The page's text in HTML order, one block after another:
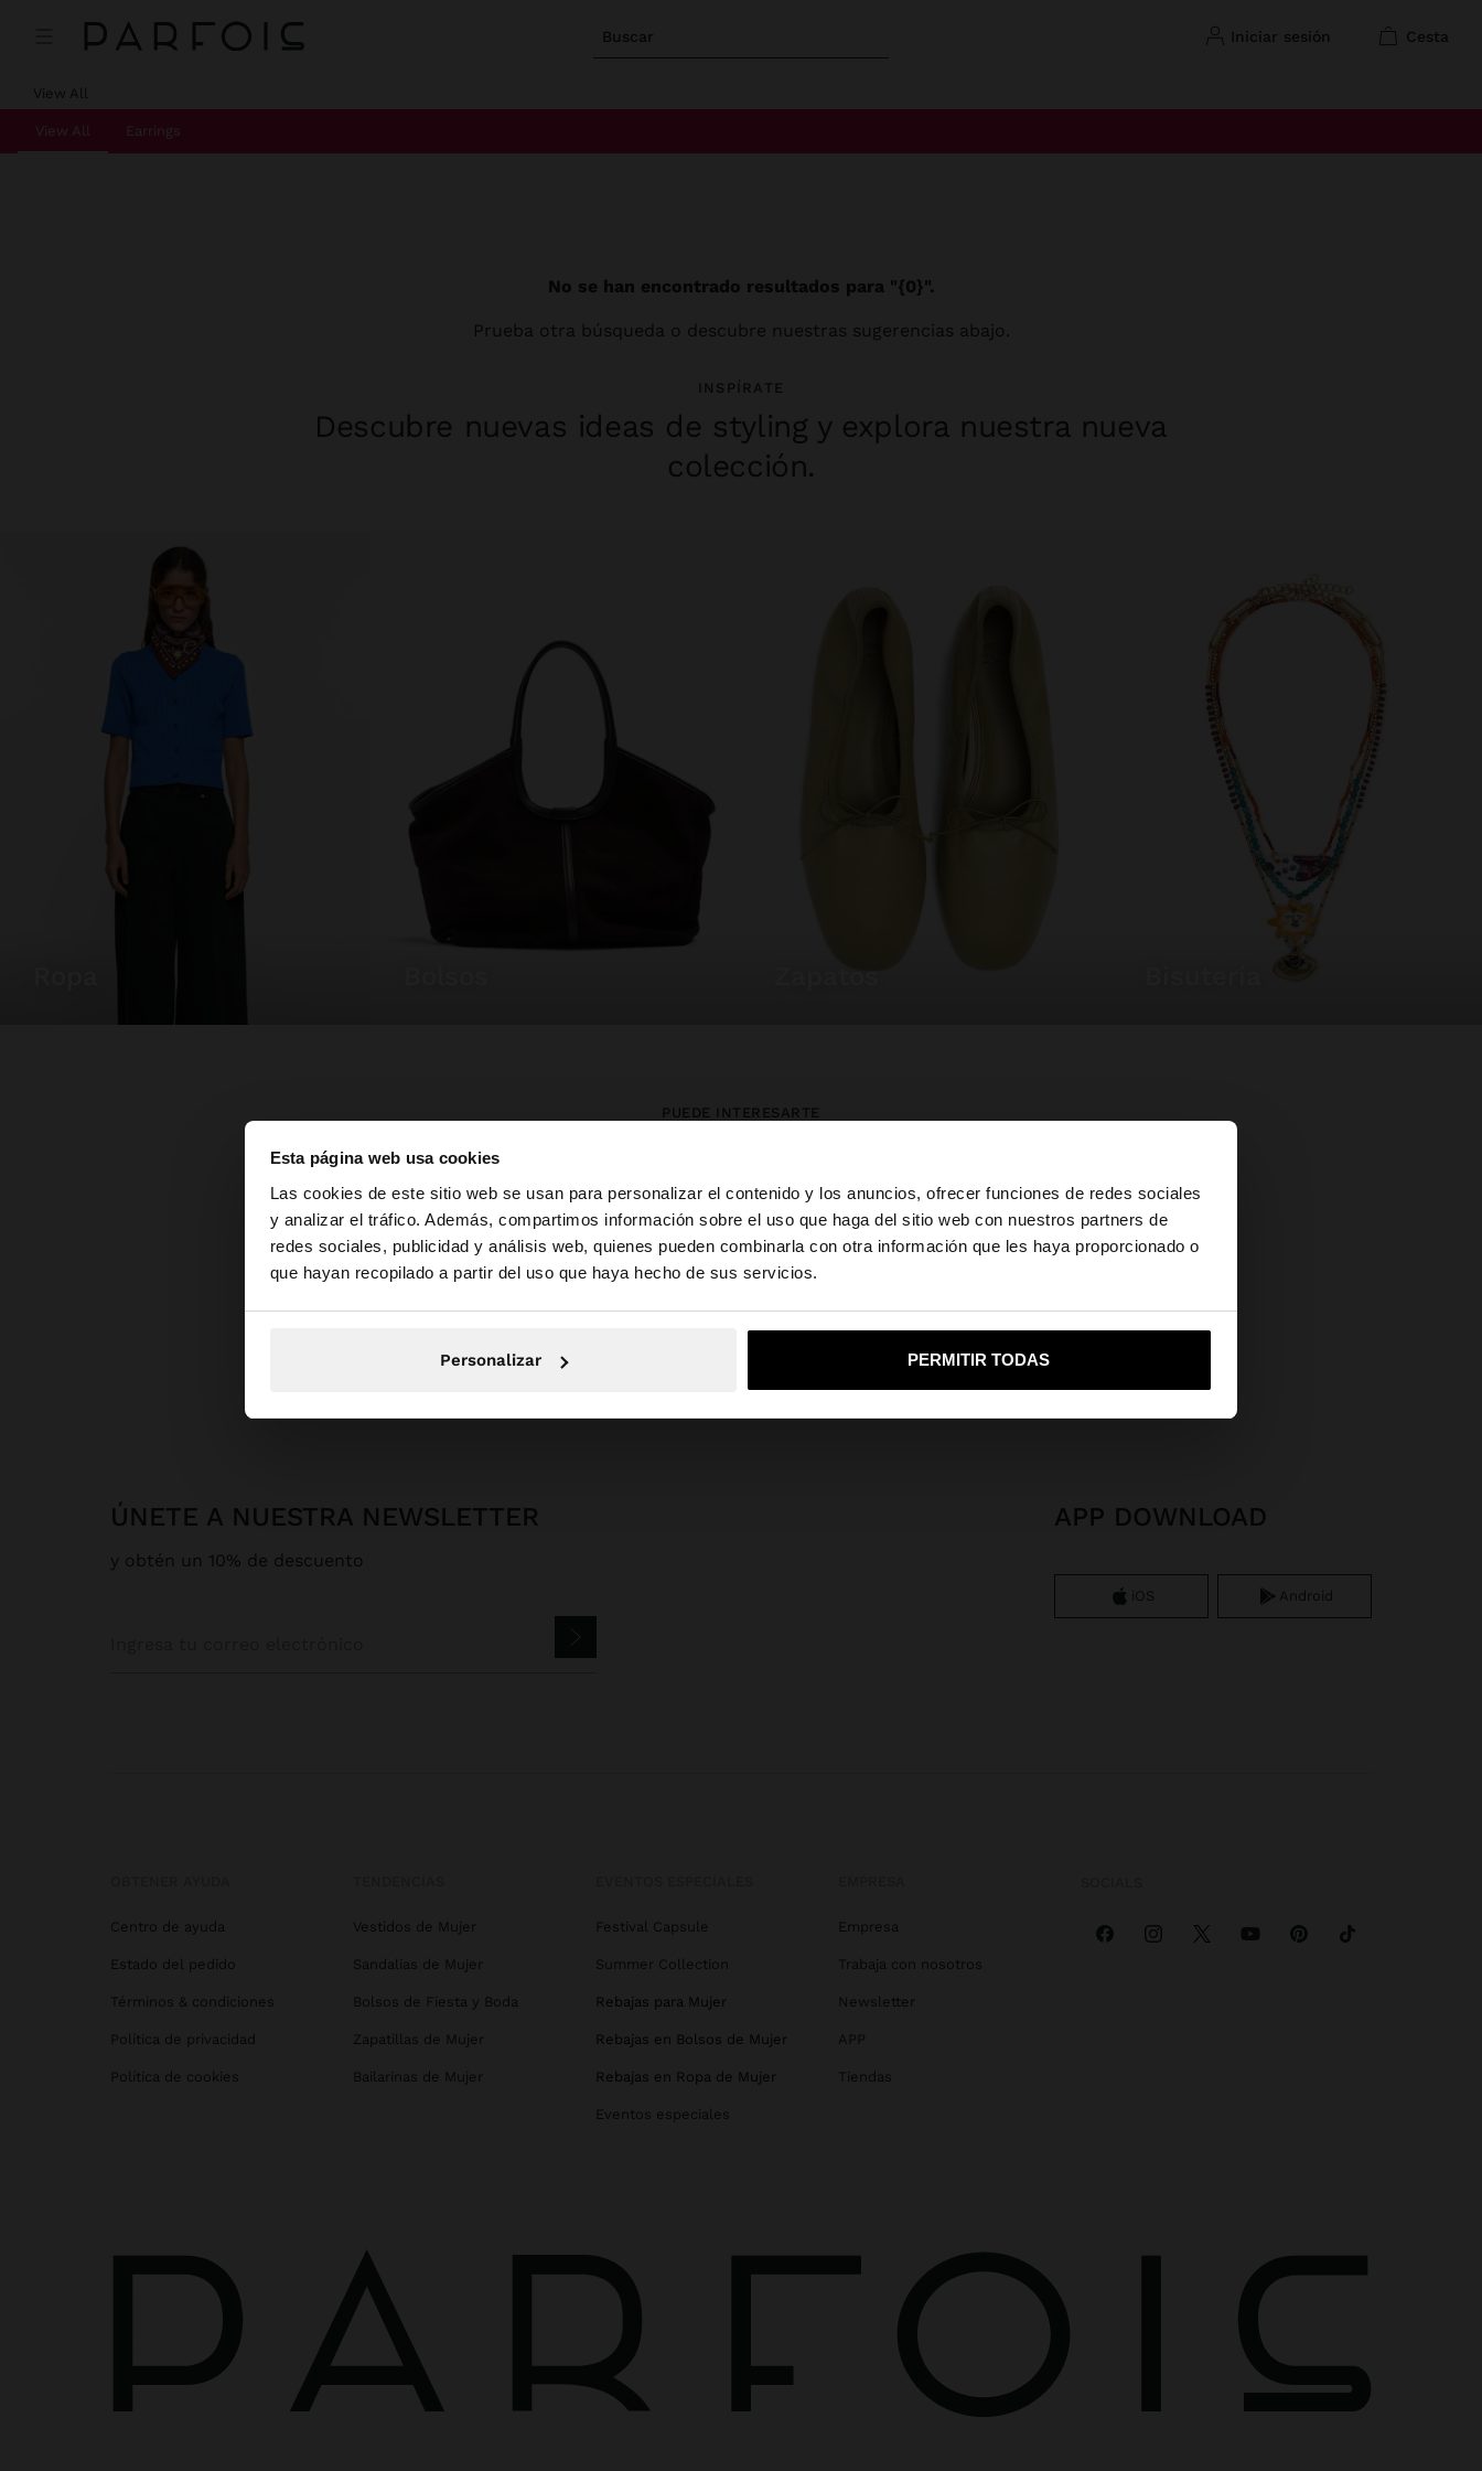
Esta página web usa cookies
Las cookies de este sitio web se usan para personalizar el contenido y los anuncios, ofrecer funciones de redes sociales
y analizar el tráfico. Además, compartimos información sobre el uso que haga del sitio web con nuestros partners de
redes sociales, publicidad y análisis web, quienes pueden combinarla con otra información que les haya proporcionado o
que hayan recopilado a partir del uso que haya hecho de sus servicios.
Personalizar PERMITIR TODAS
Buscar iniciar sesión cesta
hola ×
Estás accediendo a la web de España. ¿Quieres ir a la web de United States?
No, continuar en la web de España Sí, llévame a United States
View All
View All Earrings
No se han encontrado resultados para "{0}".
Prueba otra búsqueda o descubre nuestras sugerencias abajo.
INSPÍRATE
Descubre nuevas ideas de styling y explora nuestra nueva
colección.
PUEDE INTERESARTE
Bisutería
Zapatos
Carteras
Relojes
Personalizables Accesorios
ÚNETE A NUESTRA NEWSLETTER
y obtén un 10% de descuento
APP DOWNLOAD
iOS Android
Centro de ayuda
Estado del pedido
Términos & condiciones
Política de privacidad
Política de cookies
Vestidos de Mujer
Sandalias de Mujer
Bolsos de Fiesta y Boda
Zapatillas de Mujer
Bailarinas de Mujer
Festival Capsule
Summer Collection
Rebajas para Mujer
Rebajas en Bolsos de Mujer
Rebajas en Ropa de Mujer
Eventos especiales
Empresa
Trabaja con nosotros
Newsletter
APP
Tiendas